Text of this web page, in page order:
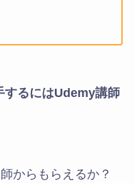
するにはUdemy講師
からもらえるか？